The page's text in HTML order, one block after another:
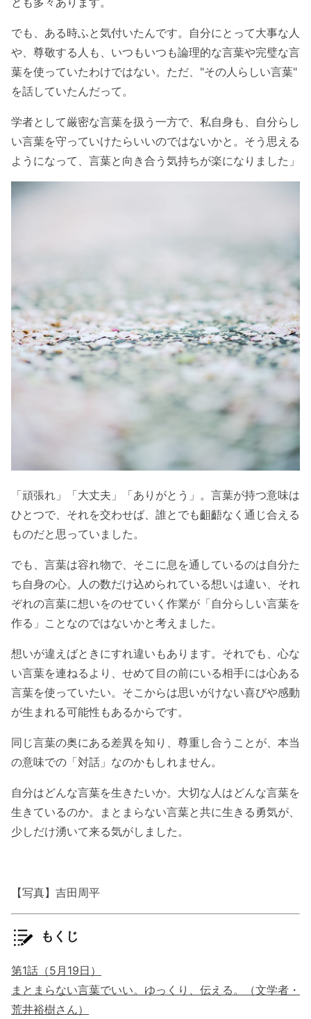
でも、ある時ふと気付いたんです。自分にとって大事な人
や、尊敬する人も、いつもいつも論理的な言葉や完璧な言
葉を使っていたわけではない。ただ、"その人らしい言葉"
を話していたんだって。
学者として厳密な言葉を扱う一方で、私自身も、自分らし
い言葉を守っていけたらいいのではないかと。そう思える
ようになって、言葉と向き合う気持ちが楽になりました」
「頑張れ」「大丈夫」「ありがとう」。言葉が持つ意味は
ひとつで、それを交わせば、誰とでも齟齬なく通じ合える
ものだと思っていました。
でも、言葉は容れ物で、そこに息を通しているのは自分た
ち自身の心。人の数だけ込められている想いは違い、それ
ぞれの言葉に想いをのせていく作業が「自分らしい言葉を
作る」ことなのではないかと考えました。
想いが違えばときにすれ違いもあります。それでも、心な
い言葉を連ねるより、せめて目の前にいる相手には心ある
言葉を使っていたい。そこからは思いがけない喜びや感動
が生まれる可能性もあるからです。
同じ言葉の奥にある差異を知り、尊重し合うことが、本当
の意味での「対話」なのかもしれません。
自分はどんな言葉を生きたいか。大切な人はどんな言葉を
生きているのか。まとまらない言葉と共に生きる勇気が、
少しだけ湧いて来る気がしました。
【写真】吉田周平
もくじ
第1話（5月19日）
まとまらない言葉でいい。ゆっくり、伝える。（文学者・
荒井裕樹さん）